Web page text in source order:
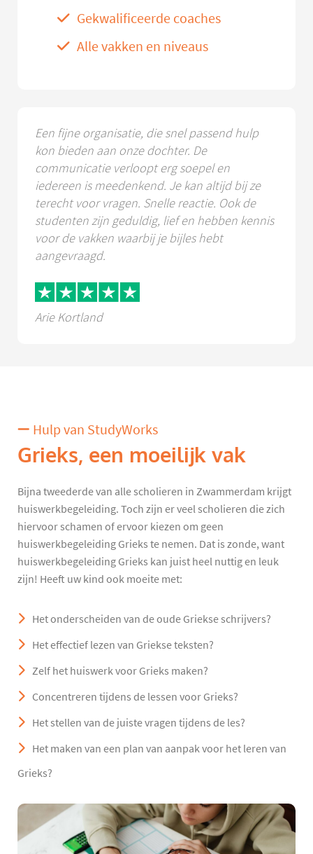
Gekwalificeerde coaches
Alle vakken en niveaus
Een fijne organisatie, die snel passend hulp
kon bieden aan onze dochter. De
communicatie verloopt erg soepel en
iedereen is meedenkend. Je kan altijd bij ze
terecht voor vragen. Snelle reactie. Ook de
studenten zijn geduldig, lief en hebben kennis
voor de vakken waarbij je bijles hebt
aangevraagd.
Arie Kortland
Hulp van StudyWorks
Grieks, een moeilijk vak
Bijna tweederde van alle scholieren in Zwammerdam krijgt
huiswerkbegeleiding. Toch zijn er veel scholieren die zich
hiervoor schamen of ervoor kiezen om geen
huiswerkbegeleiding Grieks te nemen. Dat is zonde, want
huiswerkbegeleiding Grieks kan juist heel nuttig en leuk
zijn! Heeft uw kind ook moeite met:
Het onderscheiden van de oude Griekse schrijvers?
Het effectief lezen van Griekse teksten?
Zelf het huiswerk voor Grieks maken?
Concentreren tijdens de lessen voor Grieks?
Het stellen van de juiste vragen tijdens de les?
Het maken van een plan van aanpak voor het leren van
Grieks?